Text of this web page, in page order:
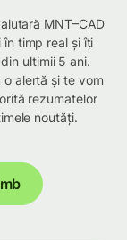
MNT–CAD
timp real și îți
ultimii 5 ani.
alertă și te vom
rezumatelor
noutăți.